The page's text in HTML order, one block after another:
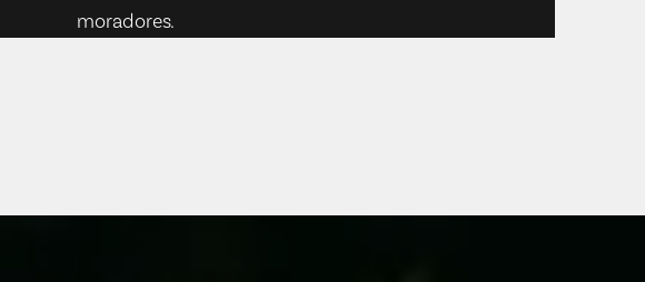
moradores.